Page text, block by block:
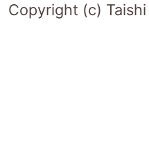
Copyright (c)